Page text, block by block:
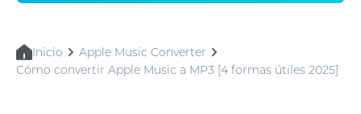
Inicio
Apple Music Converter
Cómo convertir Apple Music a MP3 [4 formas útiles 2025]